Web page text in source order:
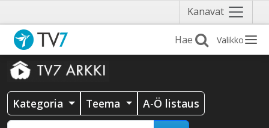
Kanavat Näytä
valikko
Valikko
Kategoria Teema A-Ö listaus